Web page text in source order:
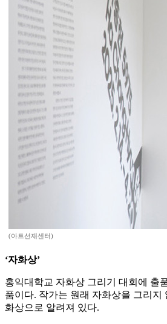
(아트선재센터)
‘자화상’
홍익대학교 자화상 그리기 대회에 출
품이다. 작가는 원래 자화상을 그리지
화상으로 알려져 있다.